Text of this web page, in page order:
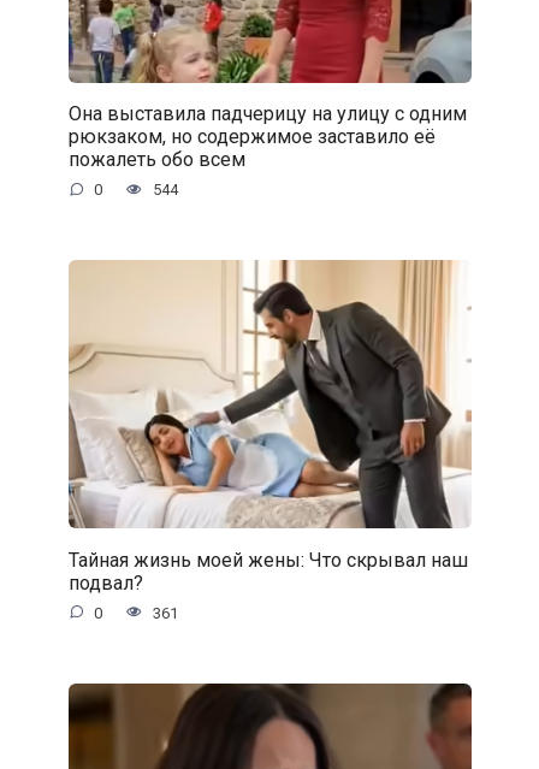
Она выставила падчерицу на улицу с одним
рюкзаком, но содержимое заставило её
пожалеть обо всем
0 544
Тайная жизнь моей жены: Что скрывал наш
подвал?
0 361